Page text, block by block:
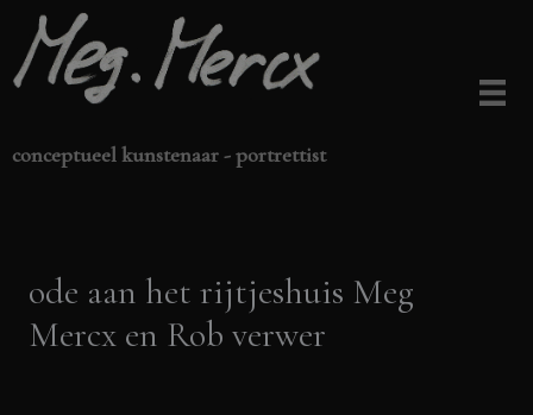
naar
de
conceptueel kunstenaar - portrettist
ode aan het rijtjeshuis Meg
Mercx en Rob verwer